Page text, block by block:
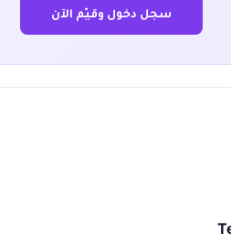
سجل دخول وقيّم الآن